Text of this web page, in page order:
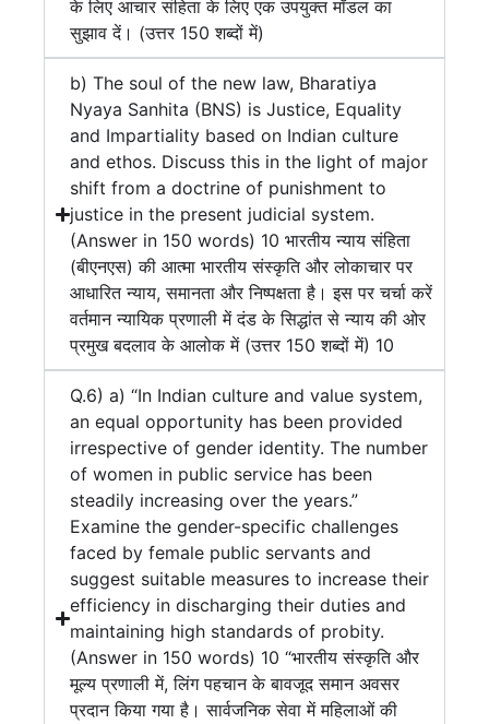
के लिए आचार संहिता के लिए एक उपयुक्त मॉडल का
सुझाव दें। (उत्तर 150 शब्दों में)
b) The soul of the new law, Bharatiya
Nyaya Sanhita (BNS) is Justice, Equality
and Impartiality based on Indian culture
and ethos. Discuss this in the light of major
shift from a doctrine of punishment to
justice in the present judicial system.
(Answer in 150 words) 10 भारतीय न्याय संहिता
(बीएनएस) की आत्मा भारतीय संस्कृति और लोकाचार पर
आधारित न्याय, समानता और निष्पक्षता है। इस पर चर्चा करें
वर्तमान न्यायिक प्रणाली में दंड के सिद्धांत से न्याय की ओर
प्रमुख बदलाव के आलोक में (उत्तर 150 शब्दों में) 10
Q.6) a) “In Indian culture and value system,
an equal opportunity has been provided
irrespective of gender identity. The number
of women in public service has been
steadily increasing over the years.”
Examine the gender-specific challenges
faced by female public servants and
suggest suitable measures to increase their
efficiency in discharging their duties and
maintaining high standards of probity.
(Answer in 150 words) 10 “भारतीय संस्कृति और
मूल्य प्रणाली में, लिंग पहचान के बावजूद समान अवसर
प्रदान किया गया है। सार्वजनिक सेवा में महिलाओं की